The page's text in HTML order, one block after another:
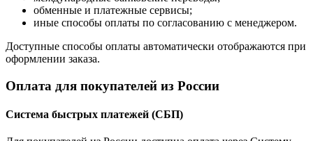
обменные и платежные сервисы;
иные способы оплаты по согласованию с менеджером.
Доступные способы оплаты автоматически отображаются при
оформлении заказа.
Оплата для покупателей из России
Система быстрых платежей (СБП)